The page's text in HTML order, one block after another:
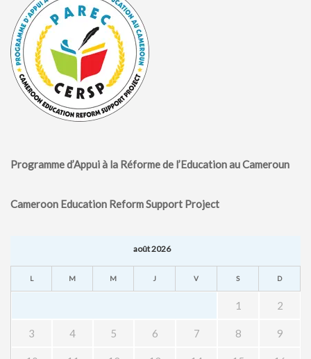
Programme d’Appui à la Réforme de l’Education au Cameroun
Cameroon Education Reform Support Project
août 2026
L M M J V S D
1 2
3 4 5 6 7 8 9